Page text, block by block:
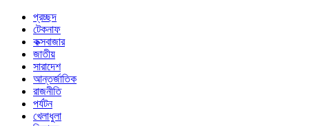
প্রচ্ছদ
টেকনাফ
কক্সবাজার
জাতীয়
সারাদেশ
আন্তর্জাতিক
রাজনীতি
পর্যটন
খেলাধুলা